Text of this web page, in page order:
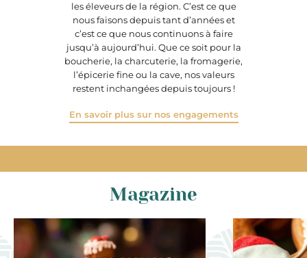
les éleveurs de la région. C’est ce que
nous faisons depuis tant d’années et
c’est ce que nous continuons à faire
jusqu’à aujourd’hui. Que ce soit pour la
boucherie, la charcuterie, la fromagerie,
l’épicerie fine ou la cave, nos valeurs
restent inchangées depuis toujours !
En savoir plus sur nos engagements
Magazine